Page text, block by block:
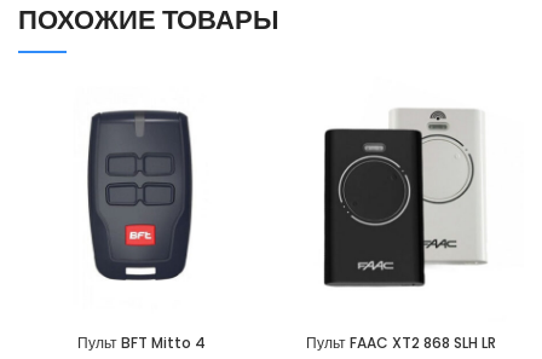
ПОХОЖИЕ ТОВАРЫ
Пульт BFT Mitto 4 Пульт FAAC XT2 868 SLH LR